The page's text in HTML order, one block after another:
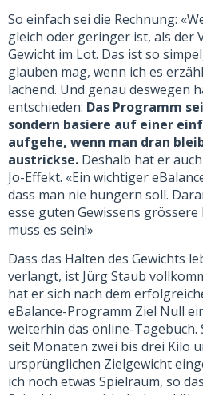
So einfach sei die Rechnung:
gleich oder geringer ist, als der
Gewicht im Lot. Das ist so
glauben mag, wenn ich es
lachend. Und genau deswegen
entschieden: Das Programm
sondern basiere auf einer
aufgehe, wenn man dran
austrickse. Deshalb hat er
Jo-Effekt. «Ein wichtiger
dass man nie hungern soll.
esse guten Gewissens
muss es sein!»
Dass das Halten des Gewichts
verlangt, ist Jürg Staub
hat er sich nach dem
eBalance-Programm Ziel Null
weiterhin das online-Tagebuch.
seit Monaten zwei bis drei Kilo
ursprünglichen Zielgewicht
ich noch etwas Spielraum, so